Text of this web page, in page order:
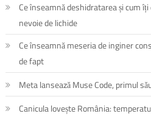
Ce înseamnă deshidratarea și cum
nevoie de lichide
Ce înseamnă meseria de inginer
de fapt
Meta lansează Muse Code, primul
Canicula lovește România: